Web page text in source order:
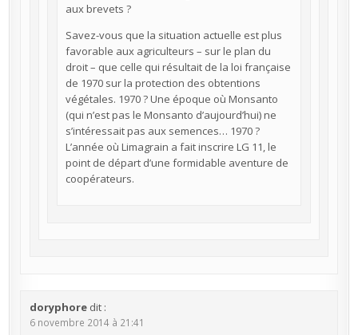
aux brevets ?
Savez-vous que la situation actuelle est plus
favorable aux agriculteurs – sur le plan du
droit – que celle qui résultait de la loi française
de 1970 sur la protection des obtentions
végétales. 1970 ? Une époque où Monsanto
(qui n’est pas le Monsanto d’aujourd’hui) ne
s’intéressait pas aux semences… 1970 ?
L’année où Limagrain a fait inscrire LG 11, le
point de départ d’une formidable aventure de
coopérateurs.
doryphore dit :
6 novembre 2014 à 21:41